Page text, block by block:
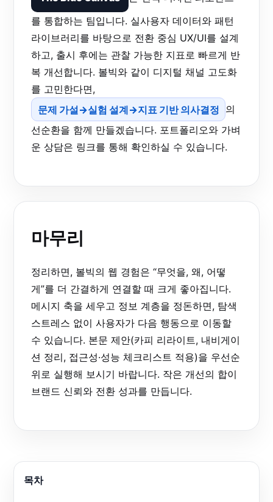
를 통합하는 팀입니다. 실사용자 데이터와 패턴
라이브러리를 바탕으로 전환 중심 UX/UI를 설계
하고, 출시 후에는 관찰 가능한 지표로 빠르게 반
복 개선합니다. 볼빅와 같이 디지털 채널 고도화
를 고민한다면,
문제 가설→실험 설계→지표 기반 의사결정 의
선순환을 함께 만들겠습니다. 포트폴리오와 가벼
운 상담은 링크를 통해 확인하실 수 있습니다.
마무리
정리하면, 볼빅의 웹 경험은 “무엇을, 왜, 어떻
게”를 더 간결하게 연결할 때 크게 좋아집니다.
메시지 축을 세우고 정보 계층을 정돈하면, 탐색
스트레스 없이 사용자가 다음 행동으로 이동할
수 있습니다. 본문 제안(카피 리라이트, 내비게이
션 정리, 접근성·성능 체크리스트 적용)을 우선순
위로 실행해 보시기 바랍니다. 작은 개선의 합이
브랜드 신뢰와 전환 성과를 만듭니다.
목차